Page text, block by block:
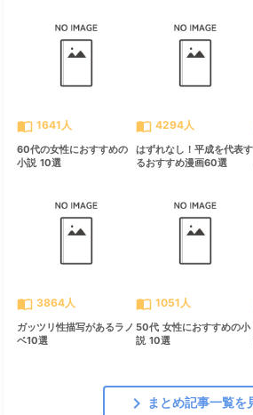
import_contacts 1641人
60代の女性におすすめの
小説 10選
import_contacts 4294人
はずれなし！平成を代表す
るおすすめ漫画60選
import_contacts 3864人
ガッツリ性描写があるラノ
ベ10選
import_contacts 1051人
50代 女性におすすめの小
説 10選
chevron_right まとめ記事一覧を